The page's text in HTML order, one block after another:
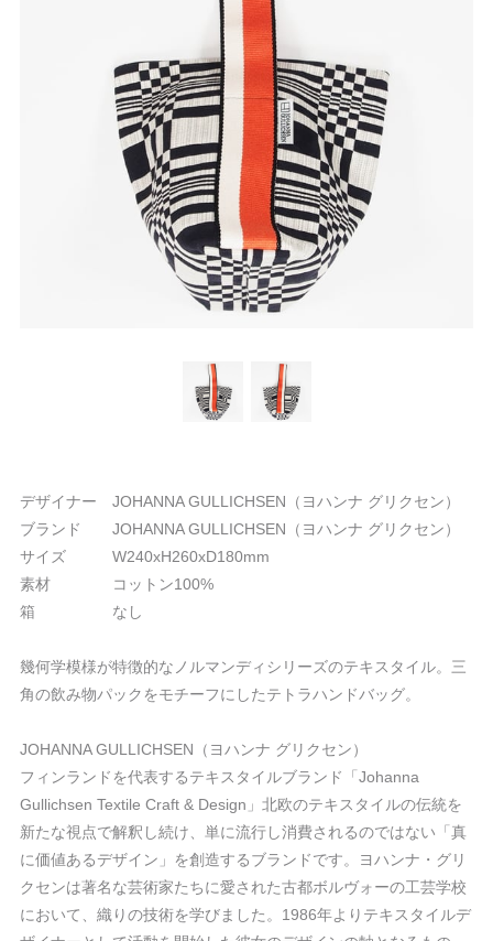
デザイナー JOHANNA GULLICHSEN（ヨハンナ グリクセン）
ブランド JOHANNA GULLICHSEN（ヨハンナ グリクセン）
サイズ W240xH260xD180mm
素材 コットン100%
箱 なし
幾何学模様が特徴的なノルマンディシリーズのテキスタイル。三
角の飲み物パックをモチーフにしたテトラハンドバッグ。
JOHANNA GULLICHSEN（ヨハンナ グリクセン）
フィンランドを代表するテキスタイルブランド「Johanna
Gullichsen Textile Craft & Design」北欧のテキスタイルの伝統を
新たな視点で解釈し続け、単に流行し消費されるのではない「真
に価値あるデザイン」を創造するブランドです。ヨハンナ・グリ
クセンは著名な芸術家たちに愛された古都ボルヴォーの工芸学校
において、織りの技術を学びました。1986年よりテキスタイルデ